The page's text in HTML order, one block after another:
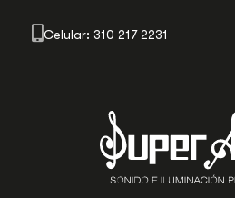
Celular: 310 217 2231